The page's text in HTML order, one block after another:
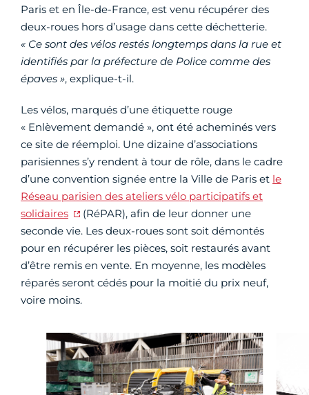
Paris et en Île-de-France, est venu récupérer des
deux-roues hors d’usage dans cette déchetterie.
« Ce sont des vélos restés longtemps dans la rue et
identifiés par la préfecture de Police comme des
épaves », explique-t-il.
Les vélos, marqués d’une étiquette rouge
« Enlèvement demandé », ont été acheminés vers
ce site de réemploi. Une dizaine d’associations
parisiennes s’y rendent à tour de rôle, dans le cadre
d’une convention signée entre la Ville de Paris et le
Réseau parisien des ateliers vélo participatifs et
solidaires
(RéPAR), afin de leur donner une
seconde vie. Les deux-roues sont soit démontés
pour en récupérer les pièces, soit restaurés avant
d’être remis en vente. En moyenne, les modèles
réparés seront cédés pour la moitié du prix neuf,
voire moins.